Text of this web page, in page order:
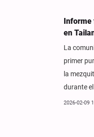
en
La
primer
la
durante
2026-02-09